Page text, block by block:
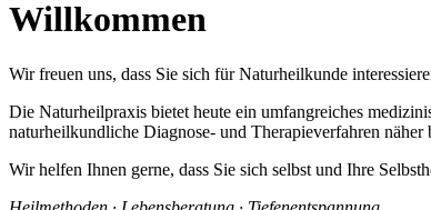
Willkommen
Wir freuen uns, dass Sie sich für Naturheilkunde
Die Naturheilpraxis bietet heute ein umfangreiches
naturheilkundliche Diagnose- und Therapieverfahren
Wir helfen Ihnen gerne, dass Sie sich selbst und Ihre